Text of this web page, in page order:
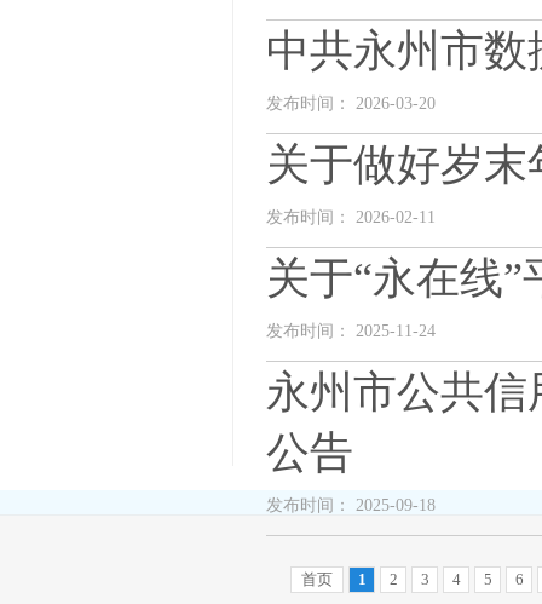
中共永州市
发布时间： 2026-03-20
关于做好岁
发布时间： 2026-02-11
关于“永在线
发布时间： 2025-11-24
永州市公共
公告
发布时间： 2025-09-18
首页 1 2 3 4 5 6